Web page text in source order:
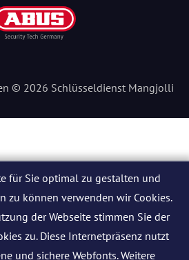
© 2026 Schlüsseldienst Mangjolli
für Sie optimal zu gestalten und
zu können verwenden wir Cookies.
der Webseite stimmen Sie der
zu. Diese Internetpräsenz nutzt
und sichere Webfonts. Weitere